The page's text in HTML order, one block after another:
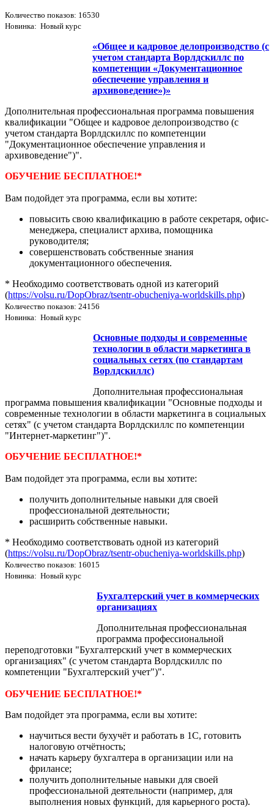
Количество показов: 16530
Новинка: Новый курс
«Общее и кадровое делопроизводство (с
учетом стандарта Ворлдскиллс по
компетенции «Документационное
обеспечение управления и
архивоведение»)»
Дополнительная профессиональная программа повышения
квалификации "Общее и кадровое делопроизводство (с
учетом стандарта Ворлдскиллс по компетенции
"Документационное обеспечение управления и
архивоведение")".
ОБУЧЕНИЕ БЕСПЛАТНОЕ!*
Вам подойдет эта программа, если вы хотите:
повысить свою квалификацию в работе секретаря, офис-
менеджера, специалист архива, помощника
руководителя;
совершенствовать собственные знания
документационного обеспечения.
* Необходимо соответствовать одной из категорий
(https://volsu.ru/DopObraz/tsentr-obucheniya-worldskills.php)
Количество показов: 24156
Новинка: Новый курс
Основные подходы и современные
технологии в области маркетинга в
социальных сетях (по стандартам
Ворлдскиллс)
Дополнительная профессиональная
программа повышения квалификации "Основные подходы и
современные технологии в области маркетинга в социальных
сетях" (с учетом стандарта Ворлдскиллс по компетенции
"Интернет-маркетинг")".
ОБУЧЕНИЕ БЕСПЛАТНОЕ!*
Вам подойдет эта программа, если вы хотите:
получить дополнительные навыки для своей
профессиональной деятельности;
расширить собственные навыки.
* Необходимо соответствовать одной из категорий
(https://volsu.ru/DopObraz/tsentr-obucheniya-worldskills.php)
Количество показов: 16015
Новинка: Новый курс
Бухгалтерский учет в коммерческих
организациях
Дополнительная профессиональная
программа профессиональной
переподготовки "Бухгалтерский учет в коммерческих
организациях" (с учетом стандарта Ворлдскиллс по
компетенции "Бухгалтерский учет")".
ОБУЧЕНИЕ БЕСПЛАТНОЕ!*
Вам подойдет эта программа, если вы хотите:
научиться вести бухучёт и работать в 1С, готовить
налоговую отчётность;
начать карьеру бухгалтера в организации или на
фрилансе;
получить дополнительные навыки для своей
профессиональной деятельности (например, для
выполнения новых функций, для карьерного роста).